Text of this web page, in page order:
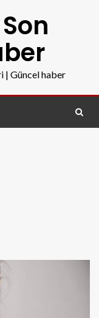
| Güncel haber